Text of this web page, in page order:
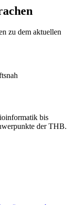
zu dem aktuellen
bis
der THB.